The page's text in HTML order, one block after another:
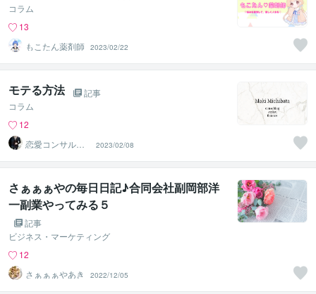
コラム
13
もこたん薬剤師 2023/02/22
モテる方法
記事
コラム
12
恋愛コンサルタ
ント 真希
2023/02/08
さぁぁぁやの毎日日記♪合同会社副岡部洋
一副業やってみる５
記事
ビジネス・マーケティング
12
さぁぁぁやあき
2022/12/05